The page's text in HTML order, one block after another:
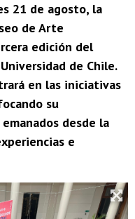
21 de agosto, la
de Arte
edición del
de Chile.
en las iniciativas
su
desde la
e